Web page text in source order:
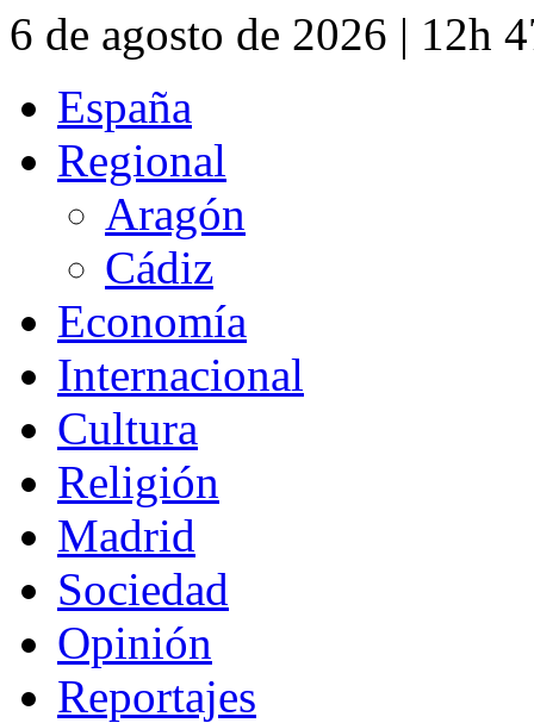
6 de agosto de 2026 | 12h
España
Regional
Aragón
Cádiz
Economía
Internacional
Cultura
Religión
Madrid
Sociedad
Opinión
Reportajes